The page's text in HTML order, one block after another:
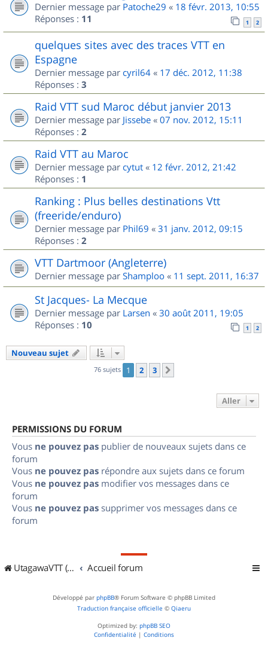
Dernier message par Patoche29 « 18 févr. 2013, 10:55
Réponses : 11 1 2
quelques sites avec des traces VTT en
Espagne
Dernier message par cyril64 « 17 déc. 2012, 11:38
Réponses : 3
Raid VTT sud Maroc début janvier 2013
Dernier message par Jissebe « 07 nov. 2012, 15:11
Réponses : 2
Raid VTT au Maroc
Dernier message par cytut « 12 févr. 2012, 21:42
Réponses : 1
Ranking : Plus belles destinations Vtt
(freeride/enduro)
Dernier message par Phil69 « 31 janv. 2012, 09:15
Réponses : 2
VTT Dartmoor (Angleterre)
Dernier message par Shamploo « 11 sept. 2011, 16:37
St Jacques- La Mecque
Dernier message par Larsen « 30 août 2011, 19:05
Réponses : 10 1 2
Nouveau sujet
76 sujets 1 2 3
Aller
PERMISSIONS DU FORUM
Vous ne pouvez pas publier de nouveaux sujets dans ce
forum
Vous ne pouvez pas répondre aux sujets dans ce forum
Vous ne pouvez pas modifier vos messages dans ce
forum
Vous ne pouvez pas supprimer vos messages dans ce
forum
UtagawaVTT (Randos VTT et VTTAE avec traces GPS) Accueil forum
Développé par phpBB® Forum Software © phpBB Limited
Traduction française officielle © Qiaeru
Optimized by: phpBB SEO
Confidentialité | Conditions